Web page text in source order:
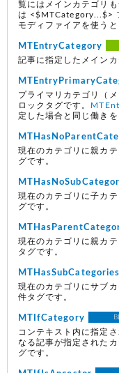
覧にはメインカテゴリ
は <$MTCategory...$>
モディファイアを使う
MTEntryCategory
記事に指定したメイン
プライマリカテゴリ（
ロックタグです。
定した場合と同じ働きを
現在のカテゴリに親カ
グです。
現在のカテゴリに子カ
グです。
現在のカテゴリに親カ
タグです。
MTHasSubCategories
現在のカテゴリにサブ
件タグです。
MTIfCategory
コンテキスト内に指定
なる記事が指定された
グです。